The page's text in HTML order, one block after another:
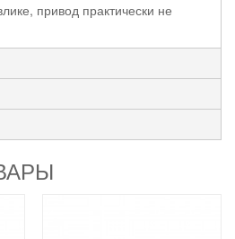
привод практически не